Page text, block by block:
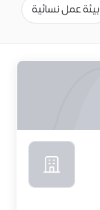
بيئة عمل نسائية